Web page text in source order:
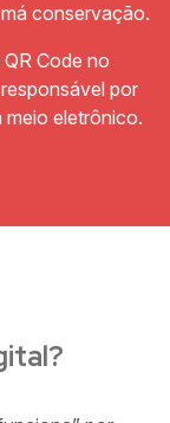
conservação.
Code no
por
meio eletrônico.